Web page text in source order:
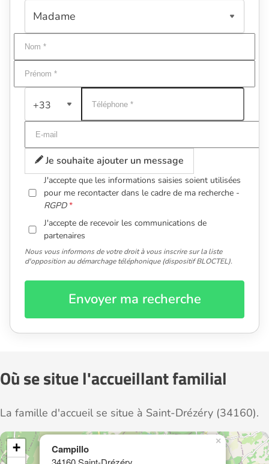
+33
Je souhaite ajouter un message
J'accepte que les informations saisies soient utilisées
pour me recontacter dans le cadre de ma recherche -
RGPD
J'accepte de recevoir les communications de
partenaires
Nous vous informons de votre droit à vous inscrire sur la liste
d'opposition au démarchage téléphonique (dispositif BLOCTEL).
Envoyer ma recherche
Où se situe l'accueillant familial
La famille d'accueil se situe à Saint-Drézéry (34160).
Campillo
×
+